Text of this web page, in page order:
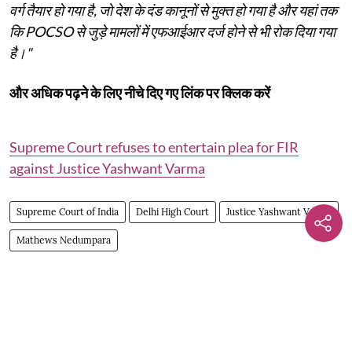
वर्ग तैयार हो गया है, जो देश के दंड कानूनों से मुक्त हो गया है और यहां तक ​​
कि POCSO से जुड़े मामलों में एफआईआर दर्ज होने से भी रोक दिया गया
है।"
और अधिक पढ़ने के लिए नीचे दिए गए लिंक पर क्लिक करें
Supreme Court refuses to entertain plea for FIR
against Justice Yashwant Varma
Supreme Court of India Delhi High Court Justice Yashwant Varma
Mathews Nedumpara